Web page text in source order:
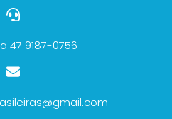
47 9187-0756